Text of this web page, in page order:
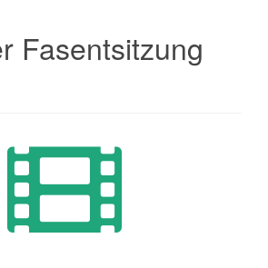
Fasentsitzung